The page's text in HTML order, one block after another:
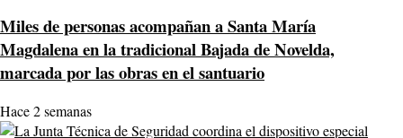
Miles de personas acompañan a Santa María
Magdalena en la tradicional Bajada de Novelda,
marcada por las obras en el santuario
Hace 2 semanas